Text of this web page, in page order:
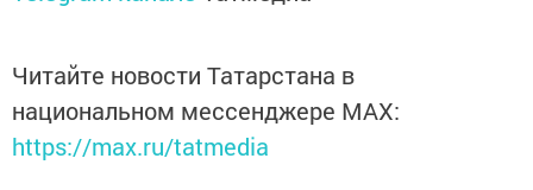
Читайте новости Татарстана в
национальном мессенджере MАХ:
https://max.ru/tatmedia